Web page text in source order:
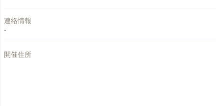
連絡情報
-
開催住所